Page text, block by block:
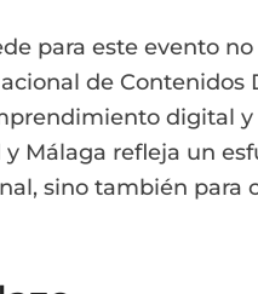
para este evento
de
digital
Málaga refleja un
sino también para